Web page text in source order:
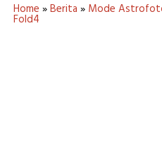
Home »Berita » Mode
Fold4